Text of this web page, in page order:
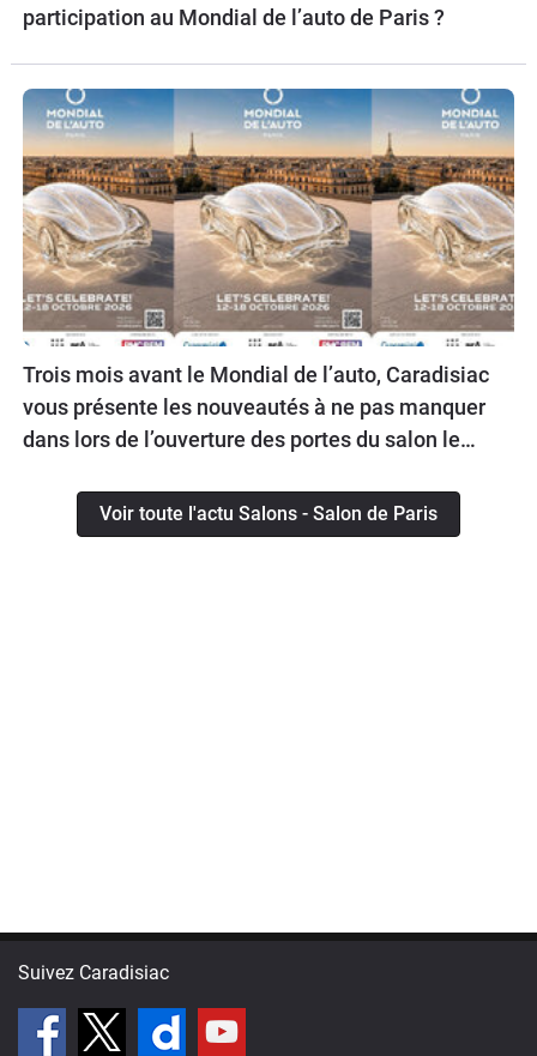
participation au Mondial de l’auto de Paris ?
Trois mois avant le Mondial de l’auto, Caradisiac
vous présente les nouveautés à ne pas manquer
dans lors de l’ouverture des portes du salon le
Voir toute l'actu Salons - Salon de Paris
Suivez Caradisiac